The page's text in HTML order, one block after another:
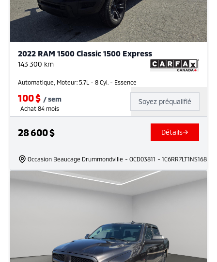
2022 RAM 1500 Classic 1500 Express
143 300 km
Automatique, Moteur: 5.7L - 8 Cyl. - Essence
100$ /sem
Achat 84 mois
Soyez préqualifié
28 600$ Détails
Occasion Beaucage Drummondville - OCD03811 - 1C6RR7LT1NS168728